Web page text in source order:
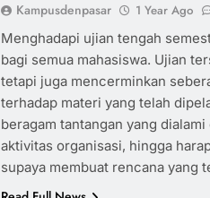
Kampusdenpasar 1 Year Ago
Menghadapi ujian tengah
bagi semua mahasiswa. Ujian
tetapi juga mencerminkan
terhadap materi yang telah
beragam tantangan yang
aktivitas organisasi, hingga
supaya membuat rencana yang